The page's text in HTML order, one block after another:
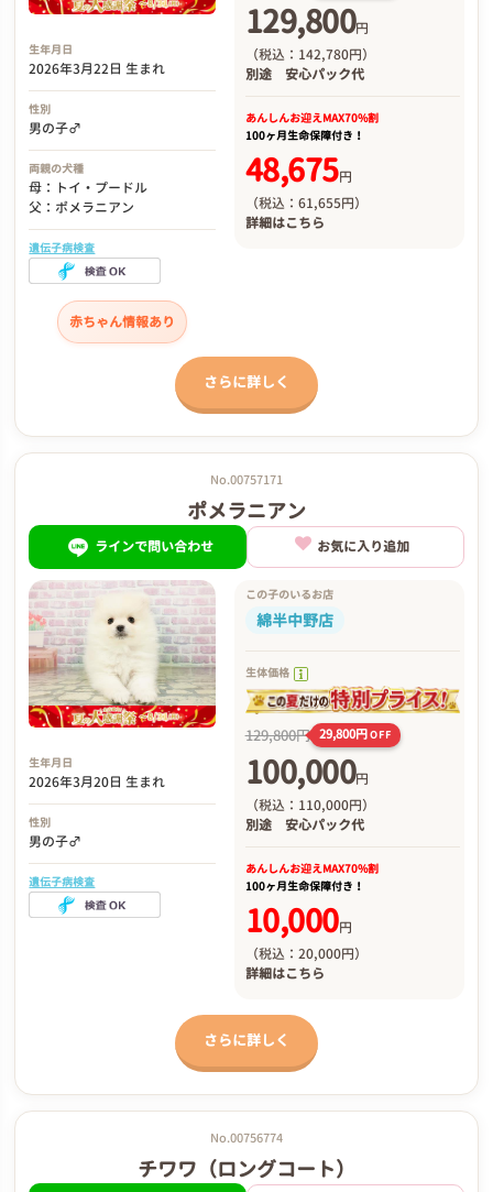
生年月日
2026年3月22日 生まれ
性別
男の子♂
両親の犬種
母：トイ・プードル
父：ポメラニアン
遺伝子病検査
赤ちゃん情報あり
129,800円
（税込：142,780円）
別途 安心パック代
あんしんお迎えMAX70%割
100ヶ月生命保障付き！
48,675円
（税込：61,655円）
詳細はこちら
さらに詳しく
No.00757171
ポメラニアン
ラインで問い合わせ お気に入り追加
生年月日
2026年3月20日 生まれ
性別
男の子♂
遺伝子病検査
この子のいるお店
綿半中野店
生体価格
129,800円 29,800円OFF
100,000円
（税込：110,000円）
別途 安心パック代
あんしんお迎えMAX70%割
100ヶ月生命保障付き！
10,000円
（税込：20,000円）
詳細はこちら
さらに詳しく
No.00756774
チワワ（ロングコート）